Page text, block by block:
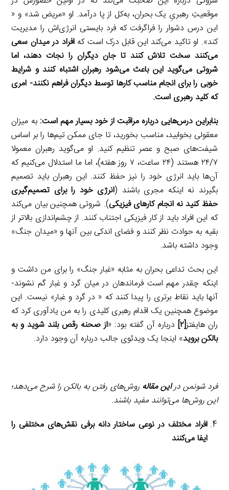
موقعیتِ رهبریِ یک بحران، به‌کل از پا درآمد. او «مریض شد» و «
این درس دشوار را فراگرفت که فرد بایستی انرژی‌اش را مدیریت
کند». او تاکید می‌کند این قابل درک است کهافراد در میدان سعی
می‌کنند سخت تلاش کنند تا جان دیگران را نجات دهند، اما
شروتی می‌گوید این باعث می‌شود رهبران اشتباه کنند و شرایط
خوبی را برای انجام مناسب کارها توسط دیگران فراهم نکنند- امری
که کلید رهبری است.
بنابراین درس‌هایی درباره مراقبت از خود بسیار مهم است: به میزان
معقولی بخوابید، مناسب بخورید، تا جای ممکن تیم‌ها را بر اساس
شیفت‌های صبح و عصر تنظیم کنید. او می‌گوید رهبران معمولا
۲۴/۷ هستند (۲۴ ساعت، ۷ روز هفته)، اما ما استدلال می‌کنیم که
آن‌ها باید انرژی خود را نیز حفظ کنند. این رهبران باید تصمیم
بگیرند نه اینکه مجری باشند (انرژی خود را برای تصمیم‌گیری
حفظ کنید نه انجام کارهای فیزیکی). شروتی همچنین بیان می‌کند
که این افراد باید از کار فیزیکی اجتناب کنند. از چشم‌اندازی بالاتر از
بقیه به حوادث نظر کنند و فضای اندکی بین آنها و «میدان جنگ»
وجود داشته باشد.
این بحث تداعی بحران به مثابه «غبار جنگ» را برای من داشت و
اینکه چقدر مهم است فرماندهان در میان گرد و غبار گم نشوند-
آنها باید نقاط برتری را پیدا کنند که « در گرد و غبار» نیست. این
موضوع همچنین یک اقدام رهبری کلیدی را به من یادآوری کرد که
ران هایفتز[۲] درباره آن گفته بود: «از صحنه رقص بلند شوید و به
بالکن بروید» اینجا یک ویدئوی جالب درباره آن وجود دارد.
فرد شونمن دراین مقاله روش‌های رفتن به بالکن را شرح می‌دهد؛
این روش‌ها می‌توانند مفید باشند.
افراد مختلف در نوعی ساختار دانه برفی نقش‌های مختلفی را
ایفا می‌کنند